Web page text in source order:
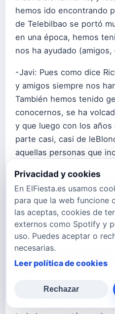
hemos ido encontrando
de Telebilbao se portó
en una época, hemos
nos ha ayudado
-Javi: Pues como dice
y amigos siempre nos
También hemos tenido
conocernos, se ha
y que luego con los
parte casi, casi de
aquellas personas que
compartir todo, se
nos vienen a ver a los
cosas, pero sobretodo,
cariño que nos
cada día. A toda esa
¿Qué mensaje daríais a
sigue y están luchando a
-Richard: El mensaje
Privacidad y cookies
En ElFiesta.es usamos
para que la web funcione
las aceptas, cookies de
externos como Spotify y
uso. Puedes aceptar o
necesarias.
Leer política de cookies
Rechazar